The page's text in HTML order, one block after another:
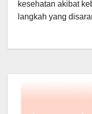
kesehatan akibat
langkah yang